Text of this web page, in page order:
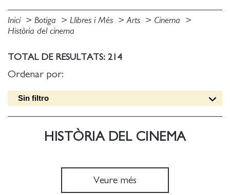
Inici Botiga Llibres i Més Arts
Cinema
Història del cinema
TOTAL DE RESULTATS: 214
Ordenar por:
Sin filtro
Data edició [ASC]
HISTÒRIA DEL CINEMA
Veure més